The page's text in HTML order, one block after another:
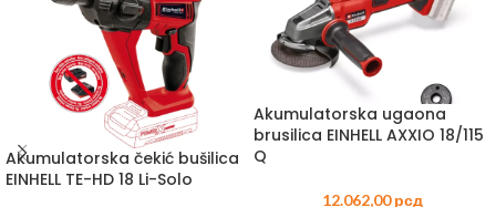
Akumulatorska čekić bušilica
EINHELL TE-HD 18 Li-Solo
Akumulatorska ugaona
brusilica EINHELL AXXIO 18/115
Q
12.062,00рсд